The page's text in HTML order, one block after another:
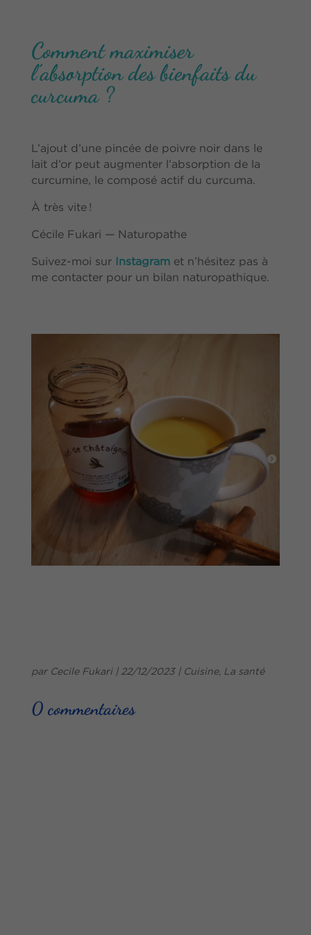
Comment maximiser
l’absorption des bienfaits du
curcuma ?
L’ajout d’une pincée de poivre noir dans le
lait d’or peut augmenter l’absorption de la
curcumine, le composé actif du curcuma.
À très vite !
Cécile Fukari — Naturopathe
Suivez-moi sur Instagram et n’hésitez pas à
me contacter pour un bilan naturopathique.
par Cecile Fukari| 22/12/2023| Cuisine, La santé
0 commentaires